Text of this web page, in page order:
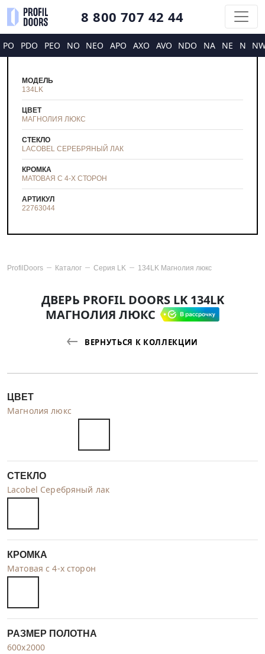
8 800 707 42 44
PO PDO PEO NO NEO APO AXO AVO NDO NA NE N
МОДЕЛЬ
134LK
ЦВЕТ
МАГНОЛИЯ ЛЮКС
СТЕКЛО
LACOBEL СЕРЕБРЯНЫЙ ЛАК
КРОМКА
МАТОВАЯ С 4-Х СТОРОН
АРТИКУЛ
22763044
ProfilDoors Каталог Серия LK 134LK Магнолия люкс
ДВЕРЬ PROFIL DOORS LK 134LK
МАГНОЛИЯ ЛЮКС
ВЕРНУТЬСЯ К КОЛЛЕКЦИИ
ЦВЕТ
Магнолия люкс
СТЕКЛО
Lacobel Серебряный лак
КРОМКА
Матовая с 4-х сторон
РАЗМЕР ПОЛОТНА
600x2000